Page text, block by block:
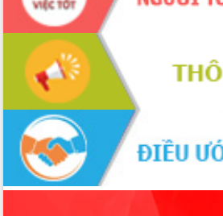
Rộn ràng lễ hội truyền thống Sông
nước Đà Nông lần thứ I năm 2026
Kỳ họp Chuyên đề lần thứ Năm, HĐND
tỉnh Đắk Lắk thông qua các nghị quyết
quan trọng
Thống nhất danh sách giới thiệu ứng
cử đại biểu Quốc hội khoá XVI và đại
biểu HĐND tỉnh Đắk Lắk, nhiệm kỳ
2026-2031
Phát động hai phong trào thi đua quan
trọng trong kỷ nguyên mới
Hội nghị lần thứ tư Ban Chỉ đạo công